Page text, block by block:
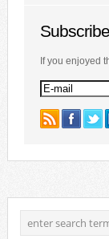
Subscribe
If you enjoyed